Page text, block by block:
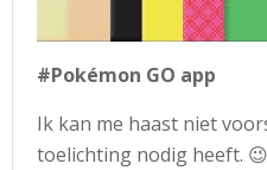
#Pokémon GO app
Ik kan me haast niet
toelichting nodig heeft.